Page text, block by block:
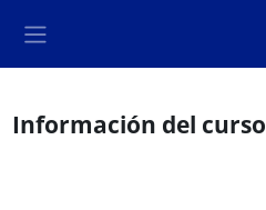
Información del curso